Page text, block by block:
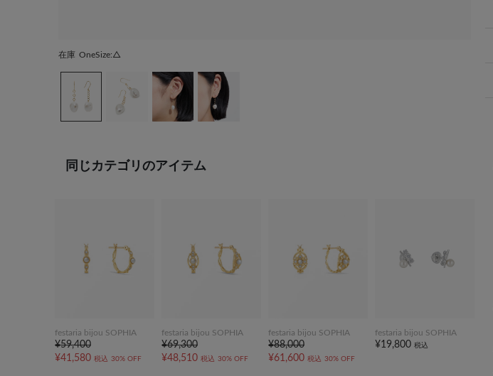
在庫 OneSize:△
同じカテゴリのアイテム
festaria bijou SOPHIA
¥59,400
¥41,580 税込 30% OFF
festaria bijou SOPHIA
¥69,300
¥48,510 税込 30% OFF
festaria bijou SOPHIA
¥88,000
¥61,600 税込 30% OFF
festaria bijou SOPHIA
¥19,800 税込